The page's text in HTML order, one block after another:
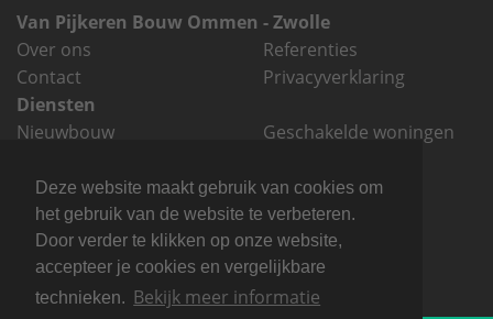
Van Pijkeren Bouw Ommen - Zwolle
Over ons
Contact
Referenties
Privacyverklaring
Diensten
Nieuwbouw
Geschakelde woningen
Contact
Brink 31
7731 TD Ommen
info@vanpijkerenbouw.nl
0529 - 45 27 75
0529 - 45 12 33
KvK05036102
Deze website maakt gebruik van cookies om
het gebruik van de website te verbeteren.
Door verder te klikken op onze website,
accepteer je cookies en vergelijkbare
technieken. Bekijk meer informatie